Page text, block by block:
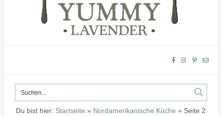
Du bist hier: Startseite » Nordamerikanische Küche » Seite 2